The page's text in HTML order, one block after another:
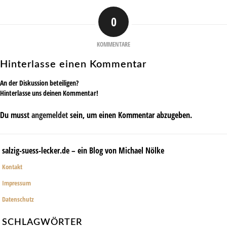
0
KOMMENTARE
Hinterlasse einen Kommentar
An der Diskussion beteiligen?
Hinterlasse uns deinen Kommentar!
Du musstangemeldetsein, um einen Kommentar abzugeben.
salzig-suess-lecker.de – ein Blog von Michael Nölke
Kontakt
Impressum
Datenschutz
SCHLAGWÖRTER